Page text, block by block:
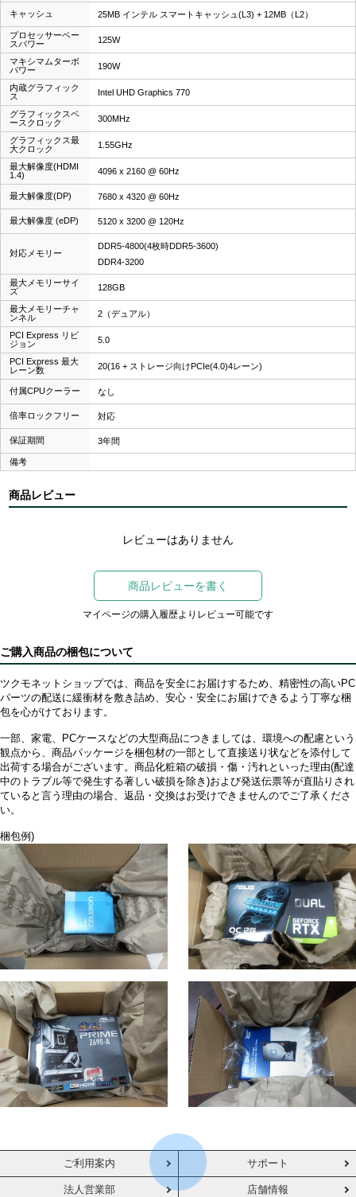
キャッシュ 25MB インテル スマートキャッシュ(L3) + 12MB（L2）
プロセッサーベー
スパワー
125W
マキシマムターボ
パワー
190W
内蔵グラフィック
ス
Intel UHD Graphics 770
グラフィックスベ
ースクロック
300MHz
グラフィックス最
大クロック
1.55GHz
最大解像度(HDMI
1.4)
4096 x 2160 @ 60Hz
最大解像度(DP) 7680 x 4320 @ 60Hz
最大解像度 (eDP) 5120 x 3200 @ 120Hz
対応メモリー
DDR5-4800(4枚時DDR5-3600)
DDR4-3200
最大メモリーサイ
ズ
128GB
最大メモリーチャ
ンネル
2（デュアル）
PCI Express リビ
ジョン
5.0
PCI Express 最大
レーン数
20(16 + ストレージ向けPCIe(4.0)4レーン)
付属CPUクーラー なし
倍率ロックフリー 対応
保証期間 3年間
備考
商品レビュー
レビューはありません
商品レビューを書く
マイページの購入履歴よりレビュー可能です
ご購入商品の梱包について
ツクモネットショップでは、商品を安全にお届けするため、精密性の高いPC
パーツの配送に緩衝材を敷き詰め、安心・安全にお届けできるよう丁寧な梱
包を心がけております。
一部、家電、PCケースなどの大型商品につきましては、環境への配慮という
観点から、商品パッケージを梱包材の一部として直接送り状などを添付して
出荷する場合がございます。商品化粧箱の破損・傷・汚れといった理由(配達
中のトラブル等で発生する著しい破損を除き)および発送伝票等が直貼りされ
ていると言う理由の場合、返品・交換はお受けできませんのでご了承くださ
い。
梱包例)
ご利用案内 サポート
法人営業部 店舗情報